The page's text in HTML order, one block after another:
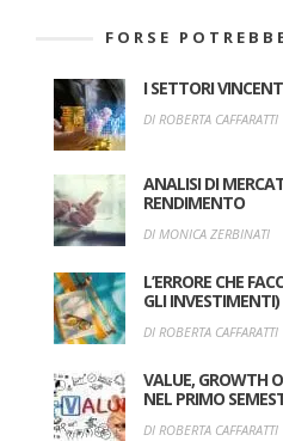
FORSE
I SETTORI
DI ROBERTA CAFFARATTI
ANALISI DI
RENDIMENTO
DI MONICA ZERBINATI
L’ERRORE CHE
GLI INVESTIMENTI)
DI ROBERTA CAFFARATTI
VALUE, GROWTH
NEL PRIMO
DI ROBERTA CAFFARATTI